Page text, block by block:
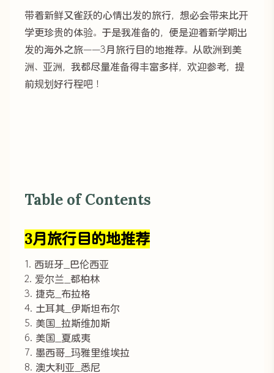
带着新鲜又雀跃的心情出发的旅行，想必会带来比开
学更珍贵的体验。于是我准备的，便是迎着新学期出
发的海外之旅——3月旅行目的地推荐。从欧洲到美
洲、亚洲，我都尽量准备得丰富多样，欢迎参考，提
前规划好行程吧！
Table of Contents
3月旅行目的地推荐
1. 西班牙_巴伦西亚
2. 爱尔兰_都柏林
3. 捷克_布拉格
4. 土耳其_伊斯坦布尔
5. 美国_拉斯维加斯
6. 美国_夏威夷
7. 墨西哥_玛雅里维埃拉
8. 澳大利亚_悉尼